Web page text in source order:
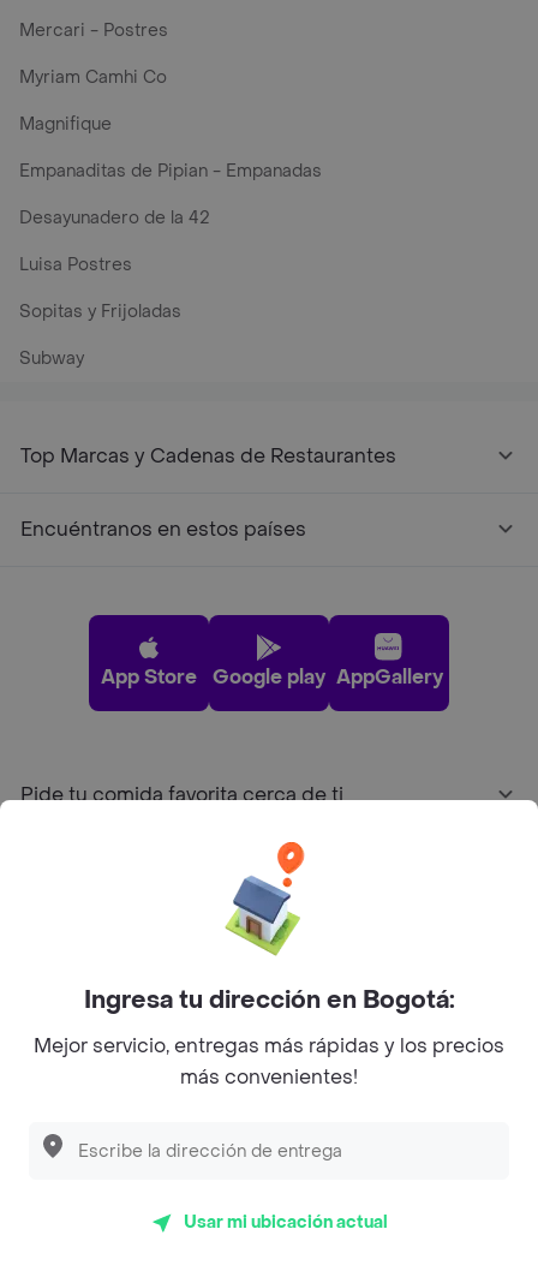
Mercari - Postres
Myriam Camhi Co
Magnifique
Empanaditas de Pipian - Empanadas
Desayunadero de la 42
Luisa Postres
Sopitas y Frijoladas
Subway
Top Marcas y Cadenas de Restaurantes
Encuéntranos en estos países
App Store Google play AppGallery
Pide tu comida favorita cerca de ti
Sobre Rappi
Facebook
Twitter
Instagram
©2026Rappi Inc. All rights reserved.
Ingresa tu dirección en Bogotá:
Mejor servicio, entregas más rápidas y los precios
más convenientes!
Usar mi ubicación actual